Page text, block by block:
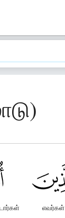
எவர்கள்